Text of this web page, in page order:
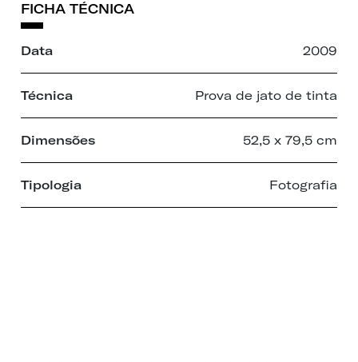
FICHA TÉCNICA
Data 2009
Técnica Prova de jato de tinta
Dimensões 52,5 x 79,5 cm
Tipologia Fotografia